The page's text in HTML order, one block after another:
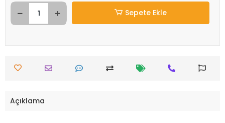
Sepete Ekle
Açıklama